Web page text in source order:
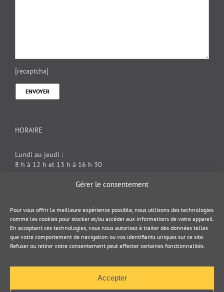
Gérer le consentement
Pour vous offrir la meilleure expérience possible, nous utilisons des technologies
comme les cookies pour stocker et/ou accéder aux informations de votre appareil.
En acceptant ces technologies, vous nous autorisez à traiter des données telles
que votre comportement de navigation ou vos identifiants uniques sur ce site.
Refuser ou retirer votre consentement peut affecter certaines fonctionnalités.
Accepter
[recaptcha]
HORAIRE
Lundi au jeudi :
8 h à 12 h et 13 h à 16 h 30
DOCUMENT JURIDIQUE
Politique de cookies